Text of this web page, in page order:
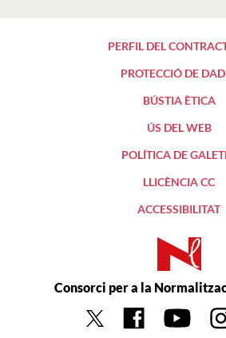
PERFIL DEL
PROTECCIÓ DE
BÚSTIA ÈTICA
ÚS DEL WEB
POLÍTICA DE
LLICÈNCIA CC
ACCESSIBILITAT
Consorci per a la